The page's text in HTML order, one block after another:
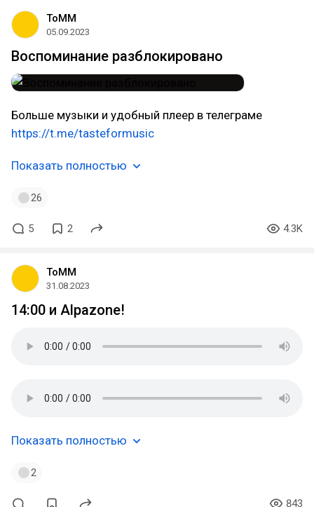
ToMM
05.09.2023
Воспоминание разблокировано
Больше музыки и удобный плеер в телеграме
https://t.me/tasteformusic
Показать полностью
26
5 2 4.3K
ToMM
31.08.2023
14:00 и Alpazone!
Показать полностью
2
843